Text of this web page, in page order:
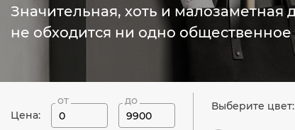
Значительная, хоть и малозаметная
не обходится ни одно
Цена:
от до Выберите цвет: